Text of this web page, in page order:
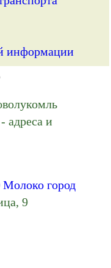
информации
адреса и
город
9